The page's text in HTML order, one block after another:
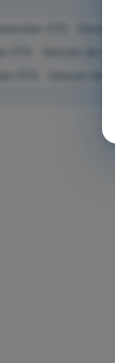
STS -
STS - Grenzen der